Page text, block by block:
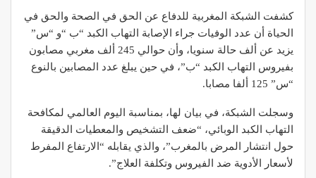
كشفت الشبكة المغربية للدفاع عن الحق في الصحة والحق في
الحياة أن عدد الوفيات جراء الإصابة التهاب الكبد “ب “و “س”
يزيد عن ألف حالة سنويا، وأن حوالي 245 ألف مغربي مصابون
بفيروس التهاب الكبد “ب”، في حين يبلغ عدد المصابين بالنوع
“س” 125 ألفا مصابا.
وسجلت الشبكة، في بيان لها، بمناسبة اليوم العالمي لمكافحة
التهاب الكبد الوبائي، “ضعف التشخيص والمعطيات الدقيقة
حول انتشار المرض بالمغرب”، والذي يقابله “الارتفاع المفرط
لأسعار الأدوية ضد الفيروس وتكلفة العلاج”.